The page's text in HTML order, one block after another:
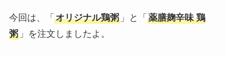
今回は、「 オリジナル鶏粥」と「 薬膳麹辛味 鶏
粥」を注文しましたよ。